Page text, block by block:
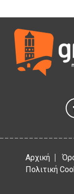
Ανάσες».
5 Αυγούστου 2026
Γρεβενά:
εξοπλισμού
5 Αυγούστου 2026
Αρχική
Πολιτική